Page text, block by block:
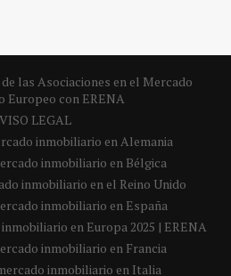
las Asociaciones en el Mercado
Europeo con ERENA
LEGAL
inmobiliario en Alemania
inmobiliario en Bélgica
inmobiliario en el Reino Unido
inmobiliario en España
en Europa 2025 | ERENA
inmobiliario en Francia
inmobiliario en Italia